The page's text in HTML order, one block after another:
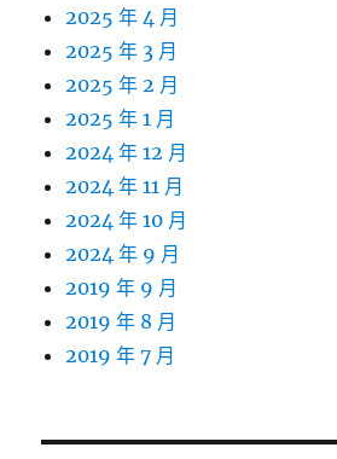
2025 年 4 月
2025 年 3 月
2025 年 2 月
2025 年 1 月
2024 年 12 月
2024 年 11 月
2024 年 10 月
2024 年 9 月
2019 年 9 月
2019 年 8 月
2019 年 7 月